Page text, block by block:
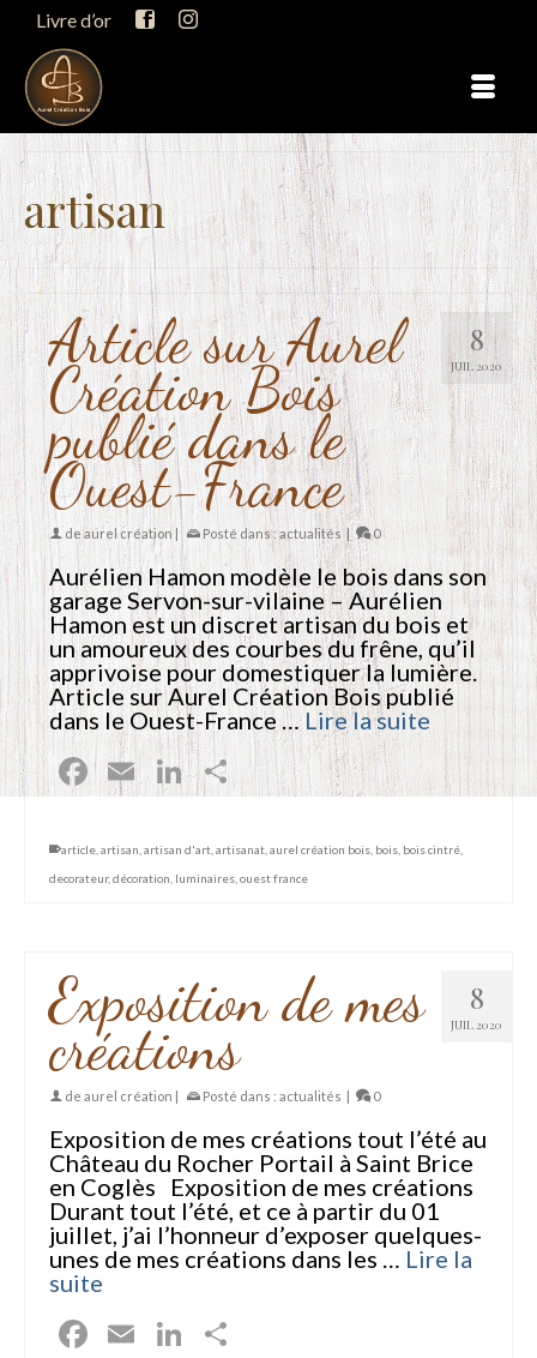
Livre d’or
artisan
8
JUIL 2020
Article sur Aurel
Création Bois
publié dans le
Ouest-France
deaurel création | Posté dans :actualités | 0
Aurélien Hamon modèle le bois dans son
garage Servon-sur-vilaine – Aurélien
Hamon est un discret artisan du bois et
un amoureux des courbes du frêne, qu’il
apprivoise pour domestiquer la lumière.
Article sur Aurel Création Bois publié
dans le Ouest-France …Lire la suite
Facebook
EmailLinkedIn
Partager
article artisan artisan d'art artisanat aurel création bois bois bois cintré
decorateur, décoration luminaires ouest france
8
JUIL 2020
Exposition de mes
créations
de aurel création | Posté dans : actualités | 0
Exposition de mes créations tout l’été au
Château du Rocher Portail à Saint Brice
en Coglès Exposition de mes créations
Durant tout l’été, et ce à partir du 01
juillet, j’ai l’honneur d’exposer quelques-
unes de mes créations dans les … Lire la
suite
Facebook
EmailLinkedIn